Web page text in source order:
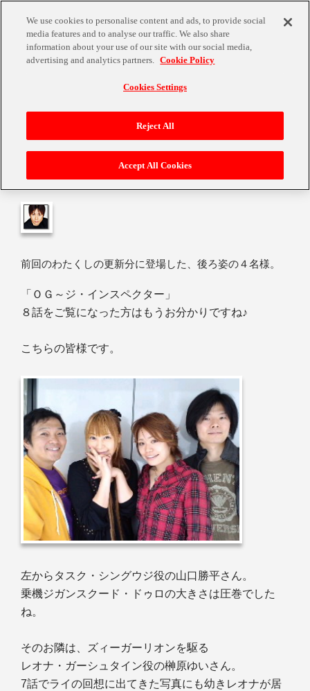
答え合わせと、それからそれから♪
前回のわたくしの更新分に登場した、後ろ姿の４名様。
「ＯＧ～ジ・インスペクター」
８話をご覧になった方はもうお分かりですね♪
こちらの皆様です。
左からタスク・シングウジ役の山口勝平さん。
乗機ジガンスクード・ドゥロの大きさは圧巻でした
ね。
そのお隣は、ズィーガーリオンを駆る
レオナ・ガーシュタイン役の榊原ゆいさん。
7話でライの回想に出てきた写真にも幼きレオナが居
We use cookies to personalise content and ads, to provide social
media features and to analyse our traffic. We also share
information about your use of our site with our social media,
advertising and analytics partners. Cookie Policy
Cookies Settings
Reject All
Accept All Cookies